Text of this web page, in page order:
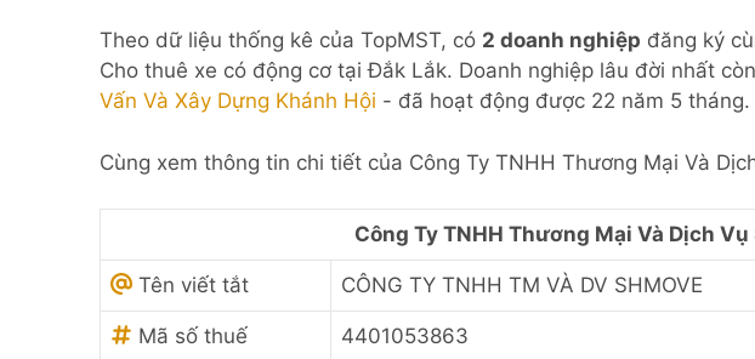
Nhà nước
...
Theo dữ liệu thống kê của TopMST, có 2 doanh nghiệp đăng ký
Cho thuê xe có động cơ tại Đắk Lắk. Doanh nghiệp lâu đời nhất
Vấn Và Xây Dựng Khánh Hội - đã hoạt động được 22 năm 5 tháng.
Cùng xem thông tin chi tiết của Công Ty TNHH Thương Mại Và
Công Ty TNHH Thương Mại Và Dịch Vụ
Tên viết tắt CÔNG TY TNHH TM VÀ DV SHMOVE
Mã số thuế 4401053863